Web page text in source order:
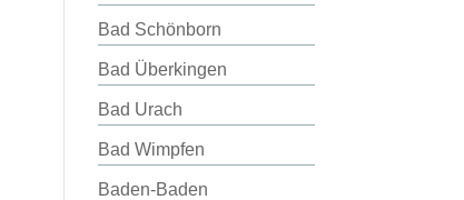
Bad Schönborn
Bad Überkingen
Bad Urach
Bad Wimpfen
Baden-Baden